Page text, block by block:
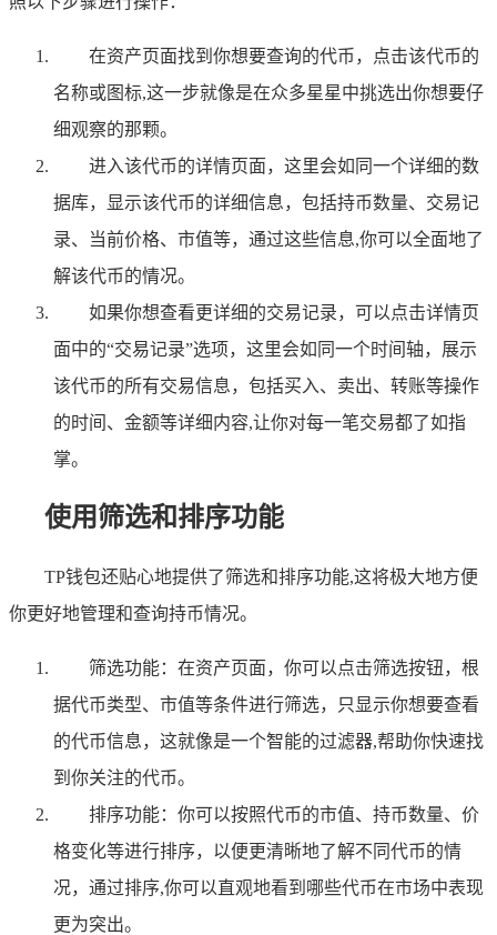
在资产页面找到你想要查询的代币，点击该代币的
名称或图标,这一步就像是在众多星星中挑选出你想要仔
细观察的那颗。
进入该代币的详情页面，这里会如同一个详细的数
据库，显示该代币的详细信息，包括持币数量、交易记
录、当前价格、市值等，通过这些信息,你可以全面地了
解该代币的情况。
如果你想查看更详细的交易记录，可以点击详情页
面中的“交易记录”选项，这里会如同一个时间轴，展示
该代币的所有交易信息，包括买入、卖出、转账等操作
的时间、金额等详细内容,让你对每一笔交易都了如指
掌。
使用筛选和排序功能
TP钱包还贴心地提供了筛选和排序功能,这将极大地方便
你更好地管理和查询持币情况。
筛选功能：在资产页面，你可以点击筛选按钮，根
据代币类型、市值等条件进行筛选，只显示你想要查看
的代币信息，这就像是一个智能的过滤器,帮助你快速找
到你关注的代币。
排序功能：你可以按照代币的市值、持币数量、价
格变化等进行排序，以便更清晰地了解不同代币的情
况，通过排序,你可以直观地看到哪些代币在市场中表现
更为突出。